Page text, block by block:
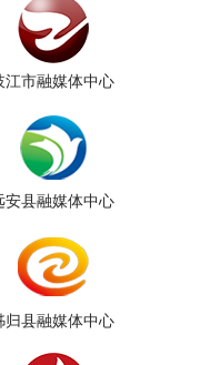
江市融媒体中心
安县融媒体中心
归县融媒体中心